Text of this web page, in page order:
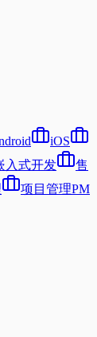
iOS
入式开发
售
项目管理PM